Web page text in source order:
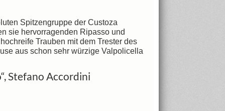
Spitzengruppe der Custoza
sie hervorragenden Ripasso und
Trauben mit dem Trester des
aus schon sehr würzige Valpolicella
Stefano Accordini